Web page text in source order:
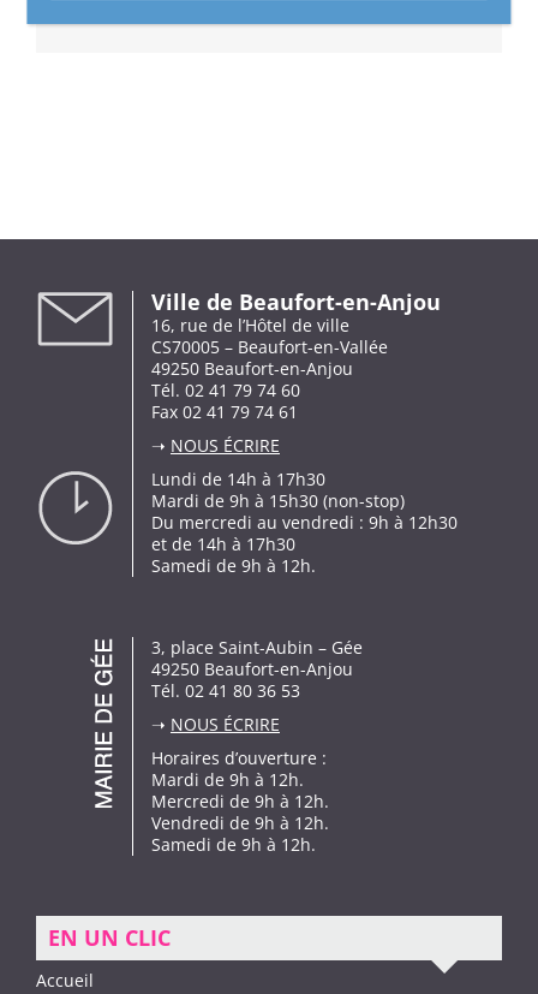
Ville de Beaufort-en-Anjou
16, rue de l’Hôtel de ville
CS70005 – Beaufort-en-Vallée
49250 Beaufort-en-Anjou
Tél. 02 41 79 74 60
Fax 02 41 79 74 61
➝ NOUS ÉCRIRE
Lundi de 14h à 17h30
Mardi de 9h à 15h30 (non-stop)
Du mercredi au vendredi : 9h à 12h30
et de 14h à 17h30
Samedi de 9h à 12h.
3, place Saint-Aubin – Gée
49250 Beaufort-en-Anjou
Tél. 02 41 80 36 53
➝ NOUS ÉCRIRE
Horaires d’ouverture :
Mardi de 9h à 12h.
Mercredi de 9h à 12h.
Vendredi de 9h à 12h.
Samedi de 9h à 12h.
EN UN CLIC
Accueil